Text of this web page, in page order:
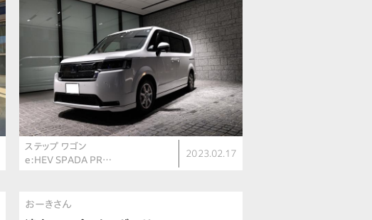
ステップ ワゴン
e:HEV SPADA PR…
2023.02.17
おーきさん